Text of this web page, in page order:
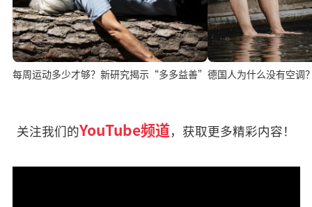
每周运动多少才够？新研究揭示“多多益善” 德国人为什么没有空调
关注我们的YouTube频道，获取更多精彩内容！